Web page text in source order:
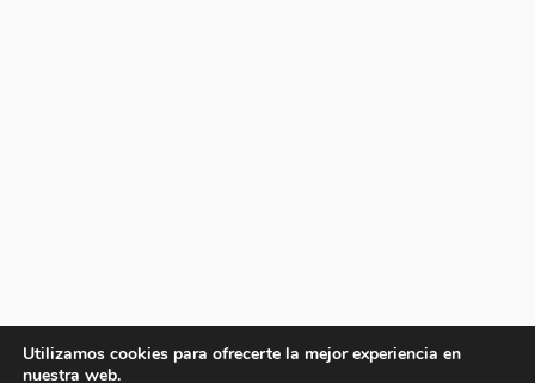
Utilizamos cookies para ofrecerte la mejor experiencia en
nuestra web.